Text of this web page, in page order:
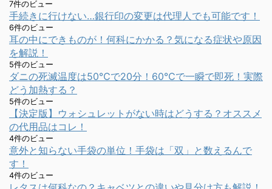
7件のビュー
手続きに行けない…銀行印の変更は代理人でも可能です！
6件のビュー
耳の中にできものが！何科にかかる？気になる症状や原因
を解説！
5件のビュー
ダニの死滅温度は50℃で20分！60℃で一瞬で即死！実際
どう加熱する？
5件のビュー
【決定版】ウォシュレットがない時はどうする？オススメ
の代用品はコレ！
4件のビュー
意外と知らない手袋の単位！手袋は「双」と数えるんで
す！
4件のビュー